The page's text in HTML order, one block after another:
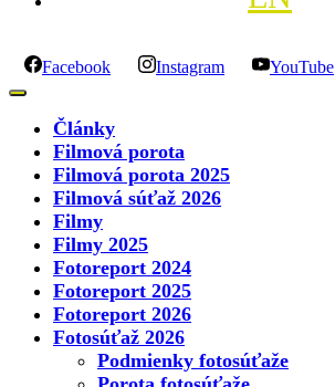
Facebook Instagram YouTube
Články
Filmová porota
Filmová porota 2025
Filmová súťaž 2026
Filmy
Filmy 2025
Fotoreport 2024
Fotoreport 2025
Fotoreport 2026
Fotosúťaž 2026
Podmienky fotosúťaže